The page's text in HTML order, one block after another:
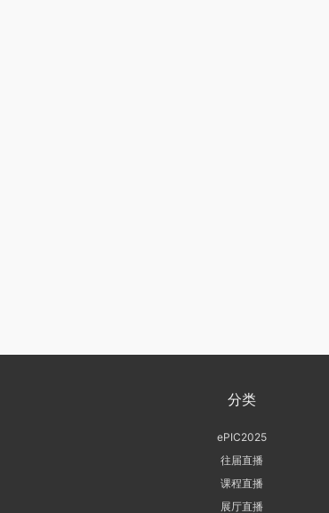
分类
ePIC2025
往届直播
课程直播
展厅直播